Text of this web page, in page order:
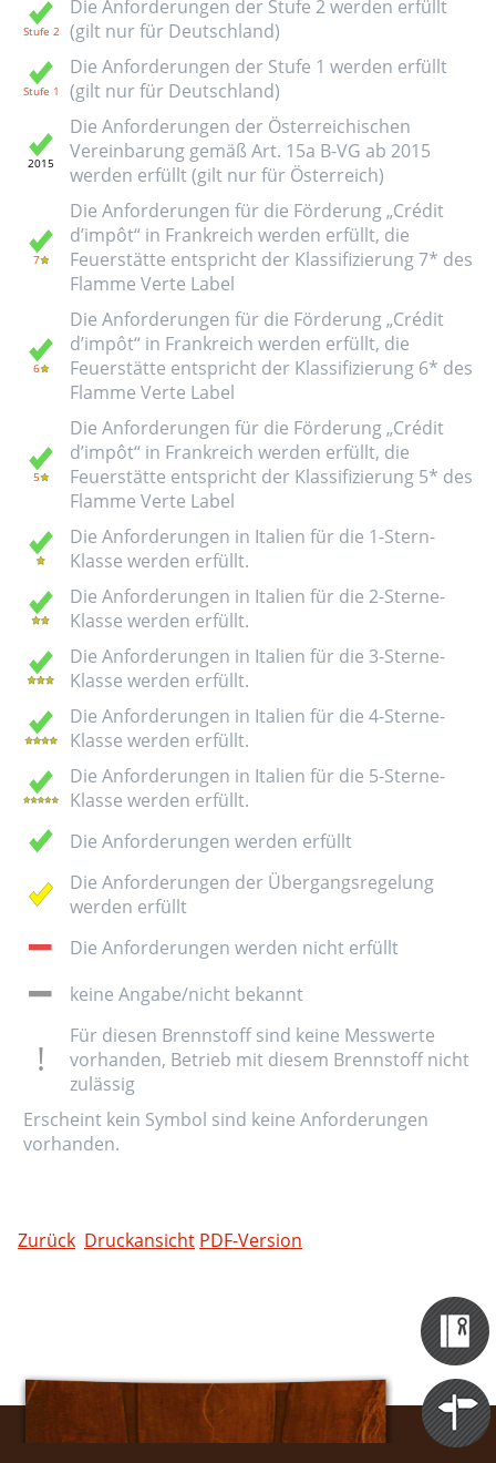
Themen
Portale
Die Anforderungen der Stufe 2 werden erfüllt
(gilt nur für Deutschland)
Die Anforderungen der Stufe 1 werden erfüllt
(gilt nur für Deutschland)
Die Anforderungen der Österreichischen
Vereinbarung gemäß Art. 15a B-VG ab 2015
werden erfüllt (gilt nur für Österreich)
Die Anforderungen für die Förderung „Crédit
d’impôt“ in Frankreich werden erfüllt, die
Feuerstätte entspricht der Klassifizierung 7* des
Flamme Verte Label
Die Anforderungen für die Förderung „Crédit
d’impôt“ in Frankreich werden erfüllt, die
Feuerstätte entspricht der Klassifizierung 6* des
Flamme Verte Label
Die Anforderungen für die Förderung „Crédit
d’impôt“ in Frankreich werden erfüllt, die
Feuerstätte entspricht der Klassifizierung 5* des
Flamme Verte Label
Die Anforderungen in Italien für die 1-Stern-
Klasse werden erfüllt.
Die Anforderungen in Italien für die 2-Sterne-
Klasse werden erfüllt.
Die Anforderungen in Italien für die 3-Sterne-
Klasse werden erfüllt.
Die Anforderungen in Italien für die 4-Sterne-
Klasse werden erfüllt.
Die Anforderungen in Italien für die 5-Sterne-
Klasse werden erfüllt.
Die Anforderungen werden erfüllt
Die Anforderungen der Übergangsregelung
werden erfüllt
Die Anforderungen werden nicht erfüllt
keine Angabe/nicht bekannt
Für diesen Brennstoff sind keine Messwerte
vorhanden, Betrieb mit diesem Brennstoff nicht
zulässig
Erscheint kein Symbol sind keine Anforderungen
vorhanden.
Zurück Druckansicht PDF-Version